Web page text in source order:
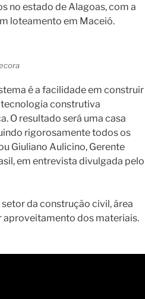
no estado de Alagoas, com a
loteamento em Maceió.
é a facilidade em construir
tecnologia construtiva
O resultado será uma casa
rigorosamente todos os
Giuliano Aulicino, Gerente
em entrevista divulgada pelo
da construção civil, área
aproveitamento dos materiais.